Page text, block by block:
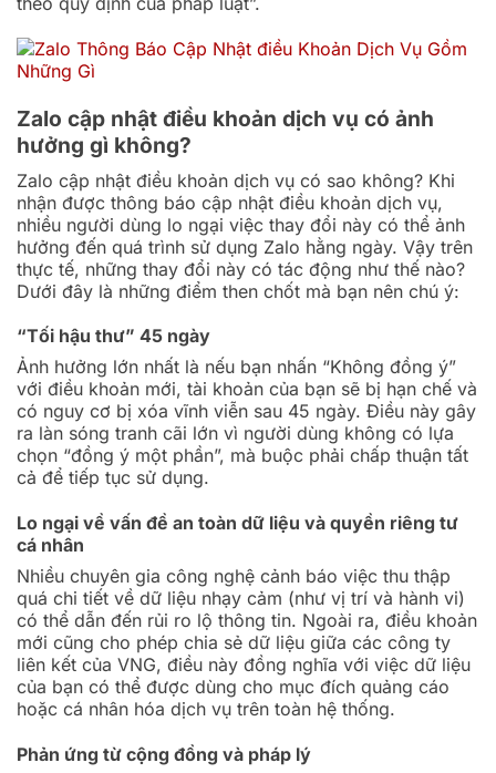
Zalo cập nhật điều khoản dịch vụ có ảnh
hưởng gì không?
Zalo cập nhật điều khoản dịch vụ có sao không? Khi
nhận được thông báo cập nhật điều khoản dịch vụ,
nhiều người dùng lo ngại việc thay đổi này có thể ảnh
hưởng đến quá trình sử dụng Zalo hằng ngày. Vậy trên
thực tế, những thay đổi này có tác động như thế nào?
Dưới đây là những điểm then chốt mà bạn nên chú ý:
“Tối hậu thư” 45 ngày
Ảnh hưởng lớn nhất là nếu bạn nhấn “Không đồng ý”
với điều khoản mới, tài khoản của bạn sẽ bị hạn chế và
có nguy cơ bị xóa vĩnh viễn sau 45 ngày. Điều này gây
ra làn sóng tranh cãi lớn vì người dùng không có lựa
chọn “đồng ý một phần”, mà buộc phải chấp thuận tất
cả để tiếp tục sử dụng.
Lo ngại về vấn đề an toàn dữ liệu và quyền riêng tư
cá nhân
Nhiều chuyên gia công nghệ cảnh báo việc thu thập
quá chi tiết về dữ liệu nhạy cảm (như vị trí và hành vi)
có thể dẫn đến rủi ro lộ thông tin. Ngoài ra, điều khoản
mới cũng cho phép chia sẻ dữ liệu giữa các công ty
liên kết của VNG, điều này đồng nghĩa với việc dữ liệu
của bạn có thể được dùng cho mục đích quảng cáo
hoặc cá nhân hóa dịch vụ trên toàn hệ thống.
Phản ứng từ cộng đồng và pháp lý